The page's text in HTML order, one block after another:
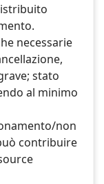
necessarie
stato
al minimo
non
contribuire